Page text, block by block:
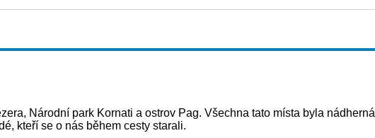
Národní park Kornati a ostrov Pag. Všechna tato místa byla nádherná
kteří se o nás během cesty starali.